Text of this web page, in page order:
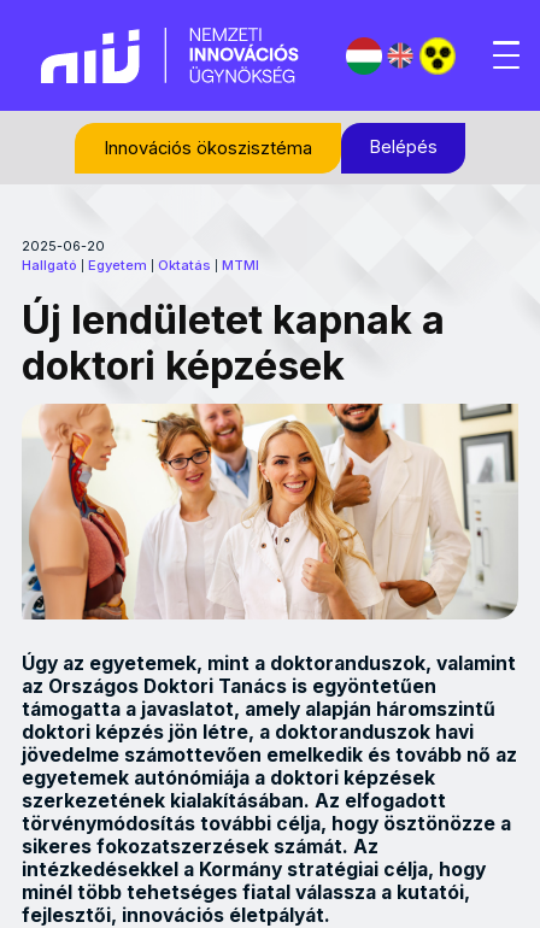
Innovációs ökoszisztéma Belépés
2025-06-20
Hallgató Egyetem Oktatás MTMI
Új lendületet kapnak a
doktori képzések
Úgy az egyetemek, mint a doktoranduszok, valamint
az Országos Doktori Tanács is egyöntetűen
támogatta a javaslatot, amely alapján háromszintű
doktori képzés jön létre, a doktoranduszok havi
jövedelme számottevően emelkedik és tovább nő az
egyetemek autónómiája a doktori képzések
szerkezetének kialakításában. Az elfogadott
törvénymódosítás további célja, hogy ösztönözze a
sikeres fokozatszerzések számát. Az
intézkedésekkel a Kormány stratégiai célja, hogy
minél több tehetséges fiatal válassza a kutatói,
fejlesztői, innovációs életpályát.